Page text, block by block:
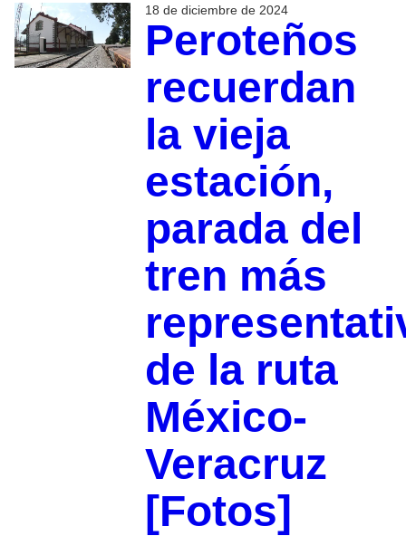
18 de diciembre de 2024
Peroteños
recuerdan
la vieja
estación,
parada del
tren más
de la ruta
México-
Veracruz
[Fotos]